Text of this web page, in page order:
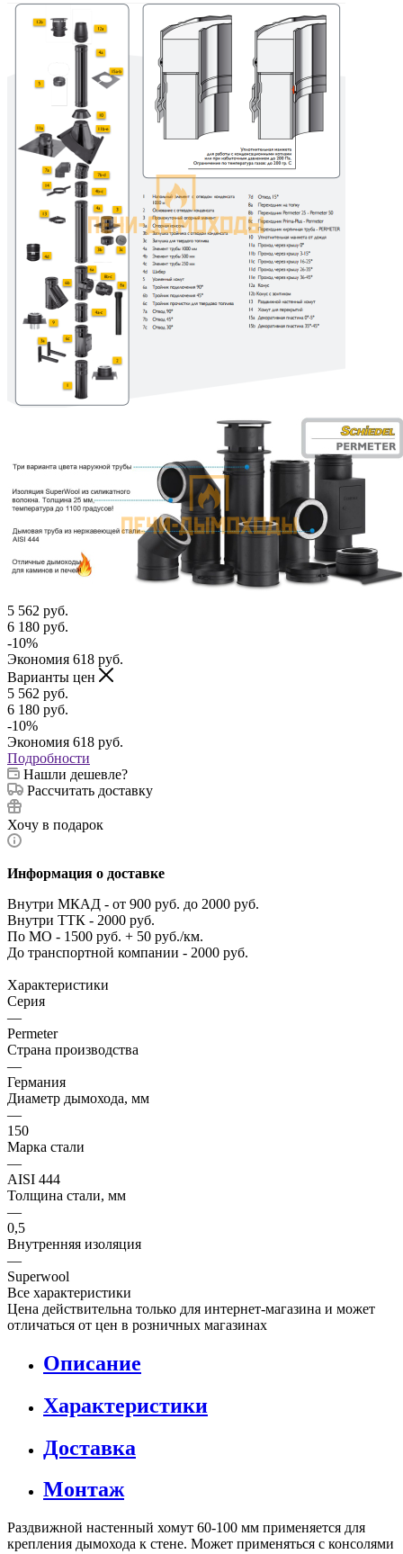
5 562 руб.
6 180 руб.
-10%
Экономия 618 руб.
Варианты цен
5 562 руб.
6 180 руб.
-10%
Экономия 618 руб.
Подробности
Нашли дешевле?
Рассчитать доставку
Хочу в подарок
Информация о доставке
Внутри МКАД - от 900 руб. до 2000 руб.
Внутри ТТК - 2000 руб.
По МО - 1500 руб. + 50 руб./км.
До транспортной компании - 2000 руб.
Характеристики
Серия
—
Permeter
Страна производства
—
Германия
Диаметр дымохода, мм
—
150
Марка стали
—
AISI 444
Толщина стали, мм
—
0,5
Внутренняя изоляция
—
Superwool
Все характеристики
Цена действительна только для интернет-магазина и может
отличаться от цен в розничных магазинах
Описание
Характеристики
Доставка
Монтаж
Раздвижной настенный хомут 60-100 мм применяется для
крепления дымохода к стене. Может применяться с консолями